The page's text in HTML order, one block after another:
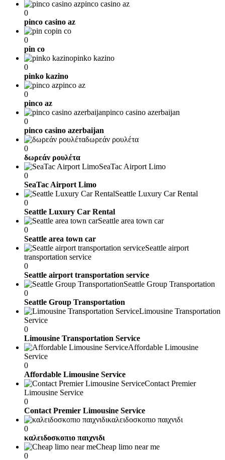
pinco casino az
0
pinco casino az
pin co
0
pin co
pinko kazino
0
pinko kazino
pinco az
0
pinco az
pinco casino azerbaijan
0
pinco casino azerbaijan
δωρεάν ρουλέτα
0
δωρεάν ρουλέτα
SeaTac Airport Limo
0
SeaTac Airport Limo
Seattle Luxury Car Rental
0
Seattle Luxury Car Rental
Seattle area town car
0
Seattle area town car
Seattle airport
transportation service
0
Seattle airport transportation service
Seattle Group Transportation
0
Seattle Group Transportation
Limousine Transportation
Service
0
Limousine Transportation Service
Affordable Limousine
Service
0
Affordable Limousine Service
Contact Premier
Limousine Service
0
Contact Premier Limousine Service
καλειδοσκοπιο παιχνιδι
0
καλειδοσκοπιο παιχνιδι
Cheap limo near me
0